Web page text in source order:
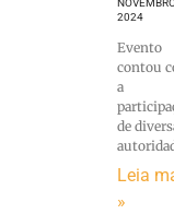
2024
Evento
contou
a
de
Leia
»